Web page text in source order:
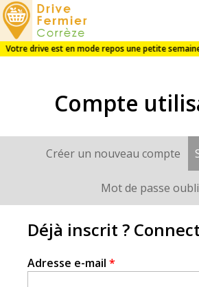
Corrèze
Compte
OngletsCréer un nouveau compte
Mot de passe
Déjà inscrit ?
Adresse e-mail *